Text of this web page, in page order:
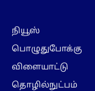
நியூஸ்
பொழுதுபோக்கு
விளையாட்டு
தொழில்நுட்பம்